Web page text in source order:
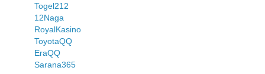
Togel212
12Naga
RoyalKasino
ToyotaQQ
EraQQ
Sarana365